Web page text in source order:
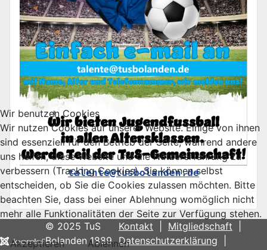
talente@tusbolanden.de
© 2025 TuS
Bolanden 1889
Kontakt|Mitgliedschaft|
Datenschutzerklärung|
Wir benutzen Cookies
Wir nutzen Cookies auf unserer Website. Einige von ihnen
sind essenziell für den Betrieb der Seite, während andere
uns helfen, diese Website und die Nutzererfahrung zu
verbessern (Tracking Cookies). Sie können selbst
entscheiden, ob Sie die Cookies zulassen möchten. Bitte
beachten Sie, dass bei einer Ablehnung womöglich nicht
mehr alle Funktionalitäten der Seite zur Verfügung stehen.
Akzeptieren Ablehnen